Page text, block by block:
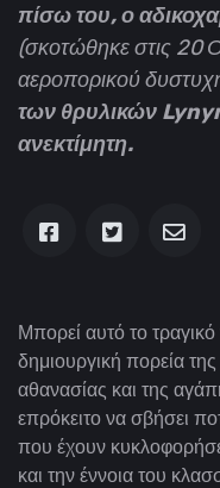
πίσω του, ο
(σκοτώθηκε στις 20
αεροπορικού
των θρυλικών
ανεκτίμητη.
Μπορεί αυτό το
δημιουργική πορεία
αθανασίας και της
επρόκειτο να σβήσει
που έχουν
και την έννοια του